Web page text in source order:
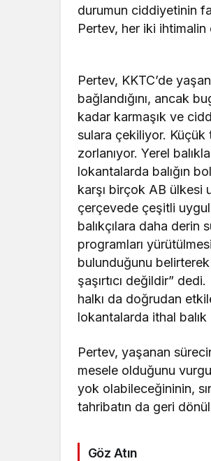
durumun ciddiyetinin
Pertev, her iki
Pertev, KKTC’de
bağlandığını, ancak
kadar karmaşık ve
sulara çekiliyor. Küçük
zorlanıyor. Yerel
lokantalarda balığın
karşı birçok AB ülkesi
çerçevede çeşitli
balıkçılara daha derin
programları
bulunduğunu
şaşırtıcı değildir”
halkı da doğrudan
lokantalarda ithal
Pertev, yaşanan
mesele olduğunu
yok olabileceğininin,
tahribatın da geri
Göz Atın